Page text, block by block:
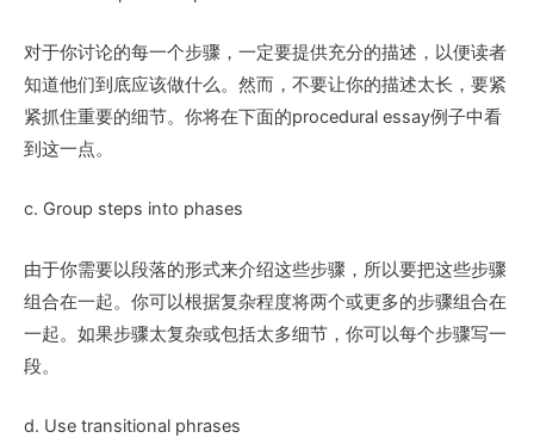
对于你讨论的每一个步骤，一定要提供充分的描述，以便读者
知道他们到底应该做什么。然而，不要让你的描述太长，要紧
紧抓住重要的细节。你将在下面的procedural essay例子中看
到这一点。
c. Group steps into phases
由于你需要以段落的形式来介绍这些步骤，所以要把这些步骤
组合在一起。你可以根据复杂程度将两个或更多的步骤组合在
一起。如果步骤太复杂或包括太多细节，你可以每个步骤写一
段。
d. Use transitional phrases